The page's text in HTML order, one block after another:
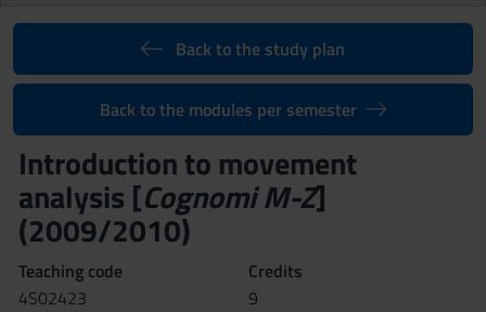
Back to the study plan
Back to the modules per semester
Introduction to movement
analysis [Cognomi M-Z]
(2009/2010)
Teaching code
4S02423
Credits
9